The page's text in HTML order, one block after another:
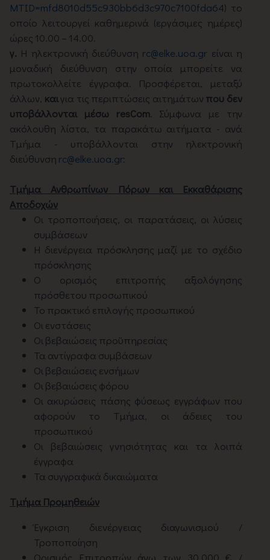
MTID=mfd8010d55c930bb6d3c970c7100fda64) το
οποίο λειτουργεί καθημερινά (εργάσιμες ημέρες)
ώρες 10.00 – 14.00.
γ. H ηλεκτρονική διεύθυνση rc@elke.uoa.gr είναι η
μοναδική διεύθυνση στην οποία μπορείτε να
πρωτοκολλείτε έγγραφα. Προσφέρεται, μεταξύ
άλλων, καιγια τις περιπτώσεις αιτημάτων που δεν
υποβάλλονται μέσω resCom. Σύμφωνα με την
ακόλουθη λίστα, τα παρακάτω αιτήματα - ανά
Τμήμα - υποβάλλονται στην ηλεκτρονική
διεύθυνση rc@elke.uoa.gr:
Τμήμα Ανθρωπίνων Πόρων και Εκκαθάρισης
Αποδοχών
Οι τροποποιήσεις, οι παρατάσεις, οι λύσεις
συμβάσεων
Η διενέργεια πρόσκλησης μαζί με το σχέδιο
πρόσκλησης
Ο ορισμός επιτροπής αξιολόγησης
πρόσθετου προσωπικού
Το πρακτικό επιλογής προσωπικού
Οι ενστάσεις
Οι βεβαιώσεις προϋπηρεσίας
Τα αντίγραφα συμβάσεων
Οι βεβαιώσεις ενσήμων
Οι βεβαιώσεις φόρου
Oι ακυρώσεις πάσης φύσεως εγγράφων που
αφορούν το Τμήμα, οι άδειες του
προσωπικού
Οι βεβαιώσεις γνησιότητας και τα λοιπά
έγγραφα
Τα συγγραφικά δικαιώματα
Tμήμα Προμηθειών
Έγκριση διενέργειας διαγωνισμού /
Τροποποίηση